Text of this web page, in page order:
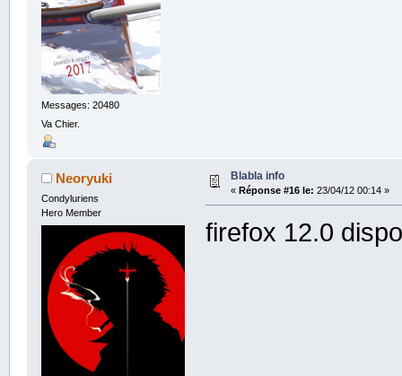
Messages: 20480
Va Chier.
Neoryuki
Condyluriens
Hero Member
Blabla info
« Réponse #16 le: 23/04/12 00:14 »
firefox 12.0